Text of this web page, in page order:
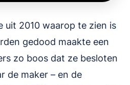
uit 2010 waarop te zien is
gedood maakte een
zo boos dat ze besloten
de maker – en de